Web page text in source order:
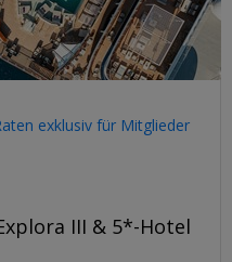
exklusiv für Mitglieder
III & 5*-Hotel